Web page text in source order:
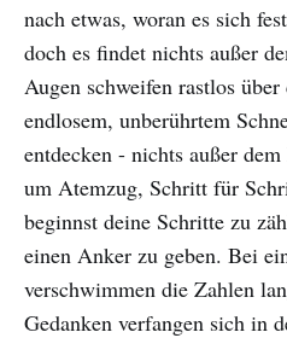
nach etwas, woran es sich
doch es findet nichts außer
Augen schweifen rastlos über
endlosem, unberührtem
entdecken - nichts außer
um Atemzug, Schritt für
beginnst deine Schritte zu
einen Anker zu geben. Bei
verschwimmen die Zahlen
Gedanken verfangen sich in